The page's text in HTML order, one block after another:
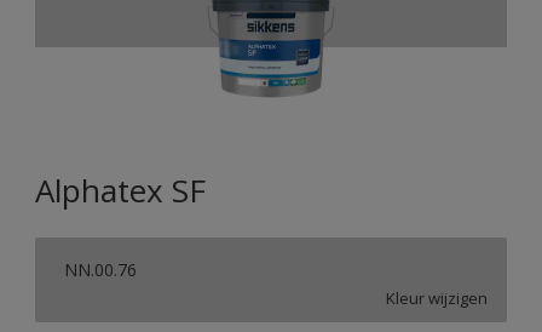
Alphatex SF
NN.00.76
Kleur wijzigen